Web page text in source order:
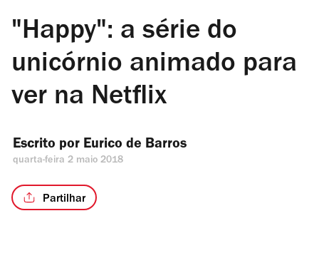
"Happy": a série do
unicórnio animado para
ver na Netflix
Escrito por Eurico de Barros
quarta-feira 2 maio 2018
Partilhar